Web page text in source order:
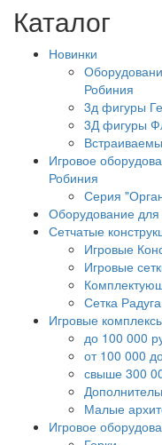
Каталог
Новинки
Робиния
3д фигуры
3Д фигуры
Игровое
Робиния
Серия
Оборудование для
Сетчатые
Игровые
Игровые
Сетка Радуга
Игровые
до 100 000
от 100 000
свыше 300
Малые
Игровое